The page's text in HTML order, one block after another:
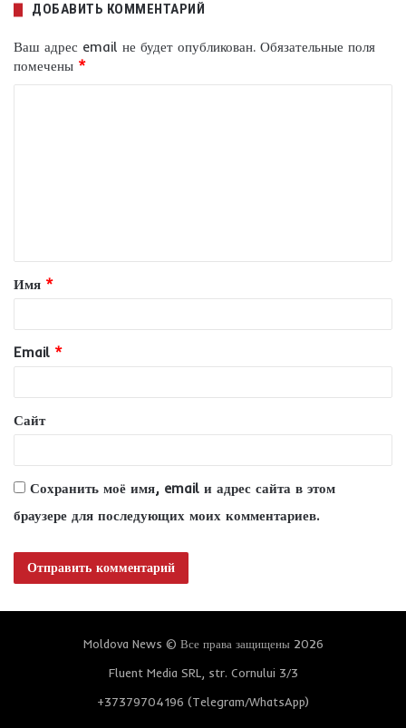
ДОБАВИТЬ КОММЕНТАРИЙ
Ваш адрес email не будет опубликован. Обязательные поля
помечены *
т
а
и
й
*
Имя *
Email *
Сайт
Сохранить моё имя, email и адрес сайта в этом
браузере для последующих моих комментариев.
Moldova News © Все права защищены 2026
Fluent Media SRL, str. Cornului 3/3
+37379704196 (Telegram/WhatsApp)